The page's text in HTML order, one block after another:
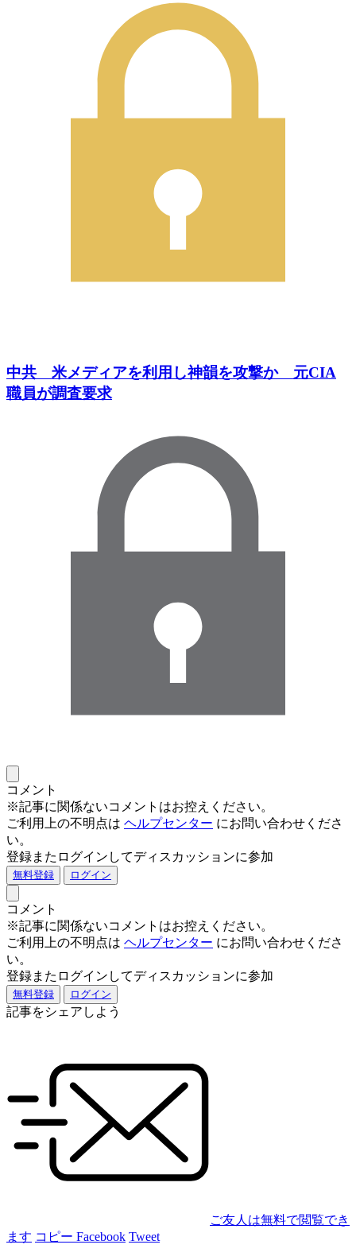
中共 米メディアを利用し神韻を攻撃か 元CIA
職員が調査要求
コメント
※記事に関係ないコメントはお控えください。
ご利用上の不明点は ヘルプセンター にお問い合わせくださ
い。
登録またログインしてディスカッションに参加
無料登録 ログイン
コメント
※記事に関係ないコメントはお控えください。
ご利用上の不明点は ヘルプセンター にお問い合わせくださ
い。
登録またログインしてディスカッションに参加
無料登録 ログイン
記事をシェアしよう
ご友人は無料で閲覧でき
ます コピー Facebook Tweet